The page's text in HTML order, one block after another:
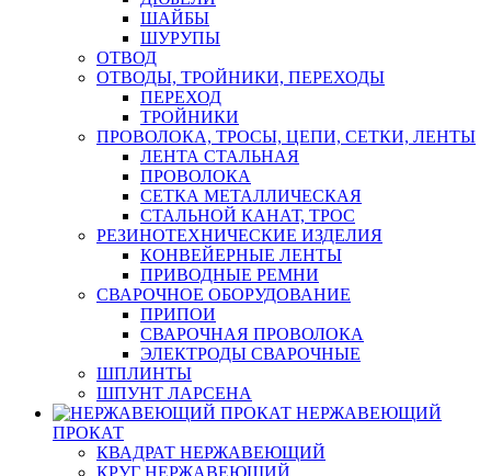
ШАЙБЫ
ШУРУПЫ
ОТВОД
ОТВОДЫ, ТРОЙНИКИ, ПЕРЕХОДЫ
ПЕРЕХОД
ТРОЙНИКИ
ПРОВОЛОКА, ТРОСЫ, ЦЕПИ, СЕТКИ, ЛЕНТЫ
ЛЕНТА СТАЛЬНАЯ
ПРОВОЛОКА
СЕТКА МЕТАЛЛИЧЕСКАЯ
СТАЛЬНОЙ КАНАТ, ТРОС
РЕЗИНОТЕХНИЧЕСКИЕ ИЗДЕЛИЯ
КОНВЕЙЕРНЫЕ ЛЕНТЫ
ПРИВОДНЫЕ РЕМНИ
СВАРОЧНОЕ ОБОРУДОВАНИЕ
ПРИПОИ
СВАРОЧНАЯ ПРОВОЛОКА
ЭЛЕКТРОДЫ СВАРОЧНЫЕ
ШПЛИНТЫ
ШПУНТ ЛАРСЕНА
НЕРЖАВЕЮЩИЙ
ПРОКАТ
КВАДРАТ НЕРЖАВЕЮЩИЙ